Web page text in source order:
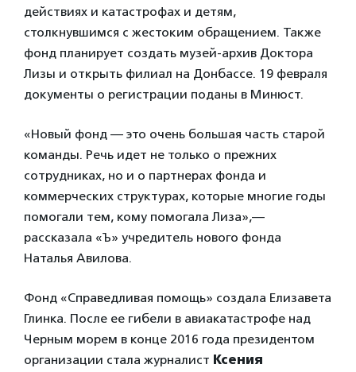
действиях и катастрофах и детям,
столкнувшимся с жестоким обращением. Также
фонд планирует создать музей-архив Доктора
Лизы и открыть филиал на Донбассе. 19 февраля
документы о регистрации поданы в Минюст.
«Новый фонд — это очень большая часть старой
команды. Речь идет не только о прежних
сотрудниках, но и о партнерах фонда и
коммерческих структурах, которые многие годы
помогали тем, кому помогала Лиза»,—
рассказала «Ъ» учредитель нового фонда
Наталья Авилова.
Фонд «Справедливая помощь» создала Елизавета
Глинка. После ее гибели в авиакатастрофе над
Черным морем в конце 2016 года президентом
организации стала журналист Ксения